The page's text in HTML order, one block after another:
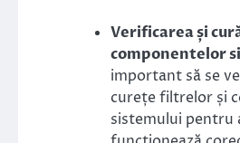
Verificarea și
componentelor
important să se
curețe filtrelor și
sistemului pentru